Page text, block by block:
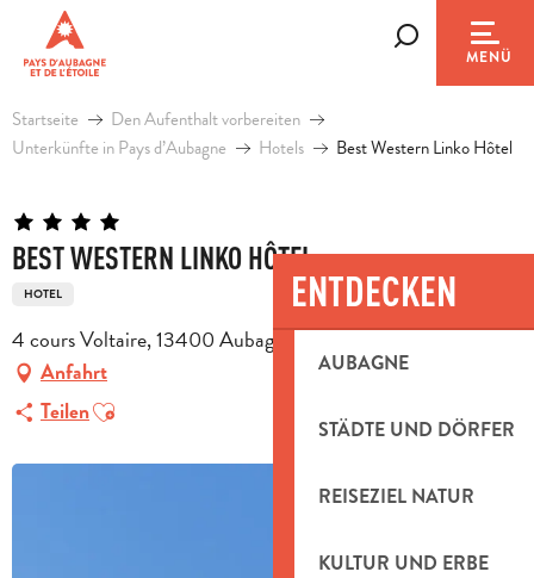
contenu
principal
MENÜ
ENTDECKEN
AUBAGNE
STÄDTE UND DÖRFER
REISEZIEL NATUR
KULTUR UND ERBE
Startseite
Den Aufenthalt vorbereiten
Unterkünfte in Pays d’Aubagne
Hotels Best Western Linko Hôtel
BEST WESTERN LINKO HÔTEL
HOTEL
4 cours Voltaire, 13400 Aubagne
Anfahrt
TeilenAjouter aux favoris